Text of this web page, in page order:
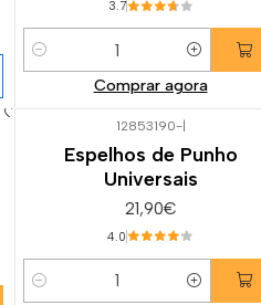
3.7
Quantidade
Comprar agora
12853190-|
Espelhos de Punho
Universais
21,90€
4.0
Quantidade